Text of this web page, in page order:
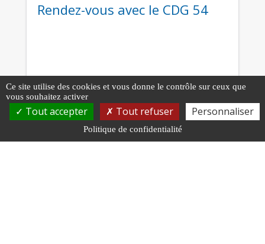
Rendez-vous avec le CDG 54
Zoom sur…
Ce site utilise des cookies et vous donne le contrôle sur ceux que
vous souhaitez activer
Tout accepter Tout refuser Personnaliser
Politique de confidentialité